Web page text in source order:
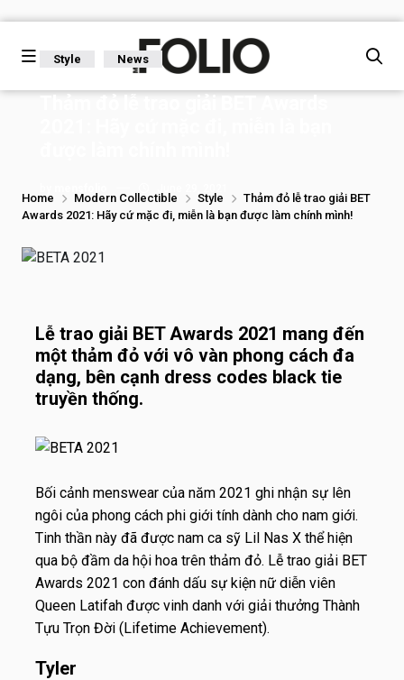
Home Modern Collectible Style
Thảm đỏ lễ trao giải BET
Awards 2021: Hãy cứ mặc đi, miễn là bạn được làm chính mình!
Style News
Lễ trao giải BET Awards 2021 mang đến
một thảm đỏ với vô vàn phong cách đa
dạng, bên cạnh dress codes black tie
truyền thống.
Bối cảnh menswear của năm 2021 ghi nhận sự lên
ngôi của phong cách phi giới tính dành cho nam giới.
Tinh thần này đã được nam ca sỹ Lil Nas X thể hiện
qua bộ đầm da hội hoa trên thảm đỏ. Lễ trao giải BET
Awards 2021 con đánh dấu sự kiện nữ diễn viên
Queen Latifah được vinh danh với giải thưởng Thành
Tựu Trọn Đời (Lifetime Achievement).
Tyler